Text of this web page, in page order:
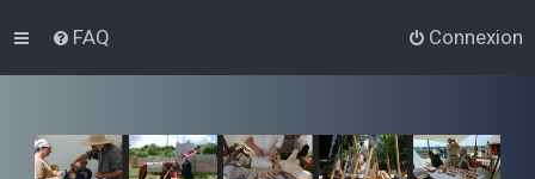
FAQ Connexion